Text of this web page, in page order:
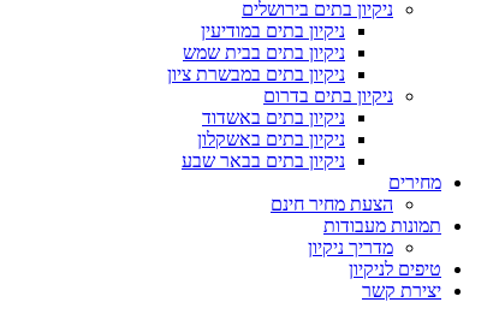
ניקיון בתים בירושלים
ניקיון בתים במודיעין
ניקיון בתים בבית שמש
ניקיון בתים במבשרת ציון
ניקיון בתים בדרום
ניקיון בתים באשדוד
ניקיון בתים באשקלון
ניקיון בתים בבאר שבע
מחירים
הצעת מחיר חינם
תמונות מעבודות
מדריך ניקיון
טיפים לניקיון
יצירת קשר